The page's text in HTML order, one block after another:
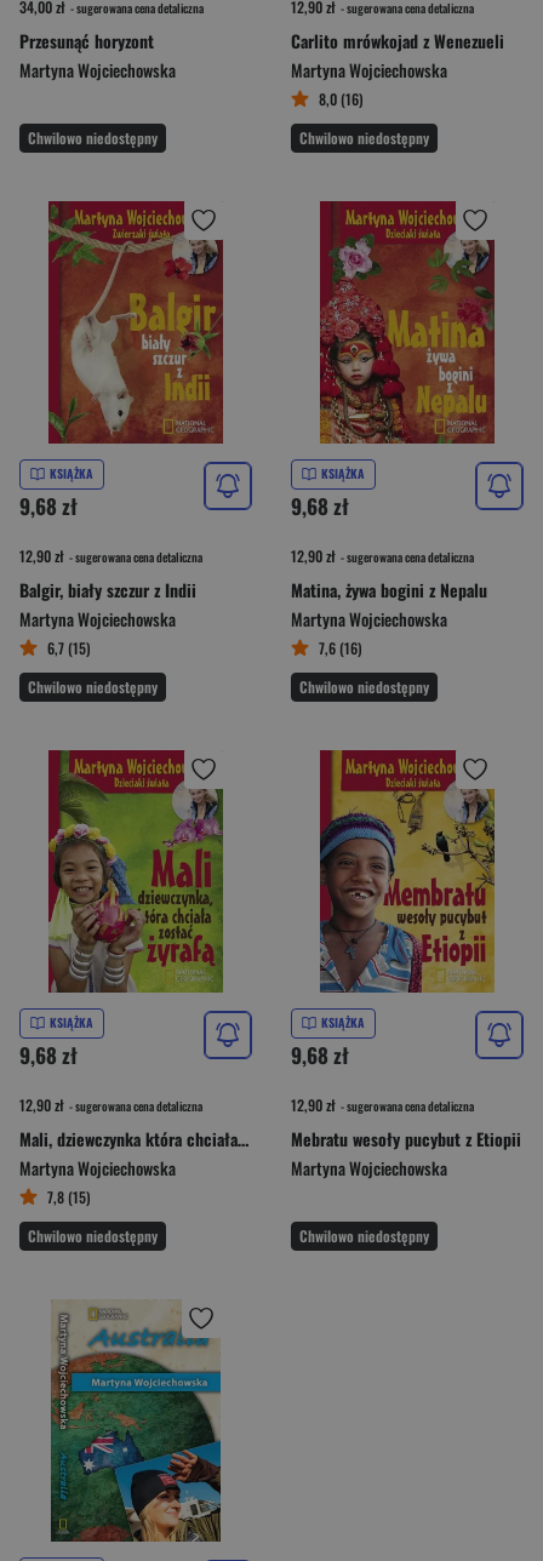
34,00 zł - sugerowana cena detaliczna
Przesunąć horyzont
Martyna Wojciechowska
Chwilowo niedostępny
12,90 zł - sugerowana cena detaliczna
Carlito mrówkojad z Wenezueli
Martyna Wojciechowska
8,0 (16)
Chwilowo niedostępny
KSIĄŻKA
9,68 zł
12,90 zł - sugerowana cena detaliczna
Balgir, biały szczur z Indii
Martyna Wojciechowska
6,7 (15)
Chwilowo niedostępny
KSIĄŻKA
9,68 zł
12,90 zł - sugerowana cena detaliczna
Matina, żywa bogini z Nepalu
Martyna Wojciechowska
7,6 (16)
Chwilowo niedostępny
KSIĄŻKA
9,68 zł
12,90 zł - sugerowana cena detaliczna
Mali, dziewczynka która chciała zostać żyrafą
Martyna Wojciechowska
7,8 (15)
Chwilowo niedostępny
KSIĄŻKA
9,68 zł
12,90 zł - sugerowana cena detaliczna
Mebratu wesoły pucybut z Etiopii
Martyna Wojciechowska
Chwilowo niedostępny